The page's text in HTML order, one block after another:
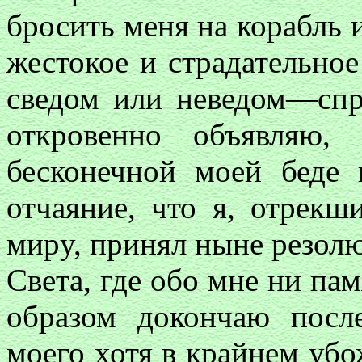
бросить меня на корабль
жестокое и
сведом или
откровенно
бесконечной моей
отчаяние, что я,
мирy, принял ныне
Света, где обо мне ни
образом докончаю
моего хотя в крайнем